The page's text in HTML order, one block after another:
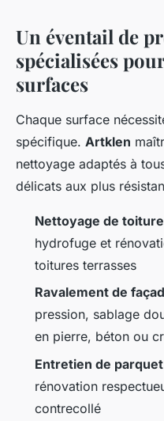
Un éventail de
spécialisées
surfaces
Chaque surface
spécifique. Artklen
nettoyage adaptés à
délicats aux plus
Nettoyage de toiture
hydrofuge et
toitures terrasses
Ravalement de
pression, sablage
en pierre, béton ou
Entretien de parquet
rénovation
contrecollé